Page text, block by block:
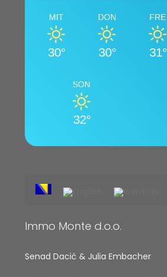
MIT
30°
DON
30°
FRE
31°
SON
32°
Immo Monte d.o.o.
Senad Dacić & Julia Embacher